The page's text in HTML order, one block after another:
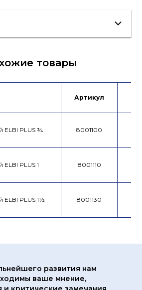
товары
Артикул
ELBI PLUS ¾ 8001100
PLUS 1 8001110
ELBI PLUS 1½ 8001130
развития нам
ваше мнение,